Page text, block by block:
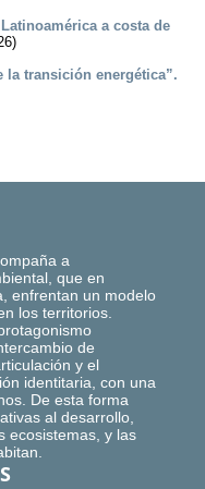
a costa de
la transición energética”.
a
que en
enfrentan un modelo
los territorios.
de
y el
identitaria, con una
De esta forma
al desarrollo,
ecosistemas, y las